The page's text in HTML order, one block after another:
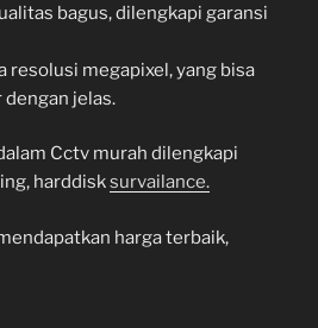
bagus, dilengkapi garansi
resolusi megapixel, yang bisa
jelas.
Cctv murah dilengkapi
harddisksurvailance.
harga terbaik,